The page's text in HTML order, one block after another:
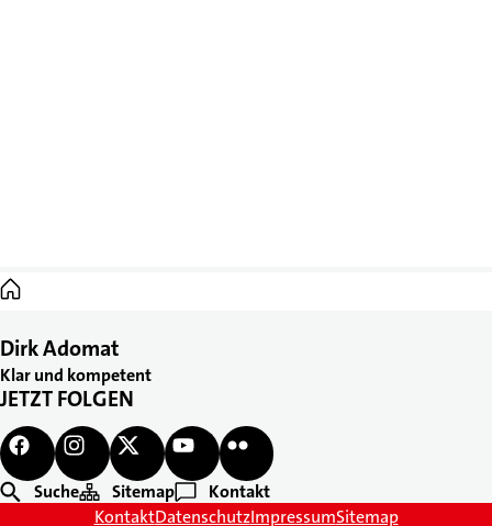
Dirk Adomat
Klar und kompetent
JETZT FOLGEN
Suche Sitemap
Kontakt
KontaktDatenschutzImpressumSitemap